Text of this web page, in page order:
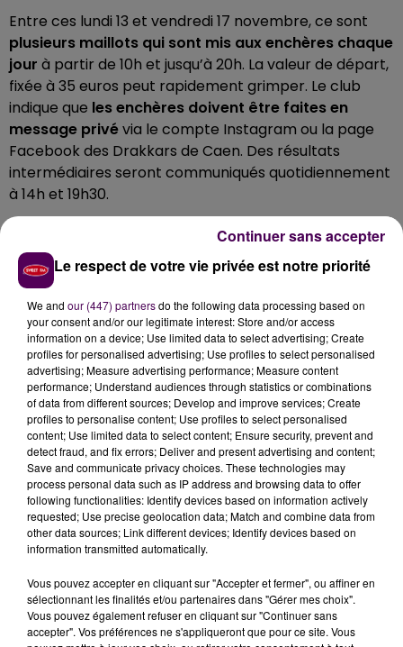
Entre ces lundi 13 et vendredi 17 novembre, ce sont
plusieurs maillots qui sont mis aux enchères chaque
jour à partir de 10h et jusqu’à 20h. La valeur de départ,
fixée à 35 euros peut rapidement grimper. Le club
indique que les enchères doivent être faites en
message privévia le compte Instagram ou la page
Facebook des Drakkars de Caen. Des résultats
intermédiaires seront communiqués quotidiennement
à 14h et 19h30.
Le respect de votre vie privée est notre priorité
We and our (447) partnersdo the following data processing based on
your consent and/or our legitimate interest: Store and/or access
information on a device; Use limited data to select advertising; Create
profiles for personalised advertising; Use profiles to select personalised
advertising; Measure advertising performance; Measure content
performance; Understand audiences through statistics or combinations
of data from different sources; Develop and improve services; Create
profiles to personalise content; Use profiles to select personalised
content; Use limited data to select content; Ensure security, prevent and
detect fraud, and fix errors; Deliver and present advertising and content;
Save and communicate privacy choices. These technologies may
process personal data such as IP address and browsing data to offer
following functionalities: Identify devices based on information actively
requested; Use precise geolocation data; Match and combine data from
other data sources; Link different devices; Identify devices based on
information transmitted automatically.
Vous pouvez accepter en cliquant sur "Accepter et fermer", ou affiner en
sélectionnant les finalités et/ou partenaires dans "Gérer mes choix".
Vous pouvez également refuser en cliquant sur "Continuer sans
accepter". Vos préférences ne s'appliqueront que pour ce site. Vous
Continuer sans accepter